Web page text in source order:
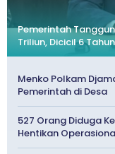
Pemerintah
Triliun, Dicicil 6 Tahun
Menko Polkam
Pemerintah di Desa
527 Orang Diduga
Hentikan